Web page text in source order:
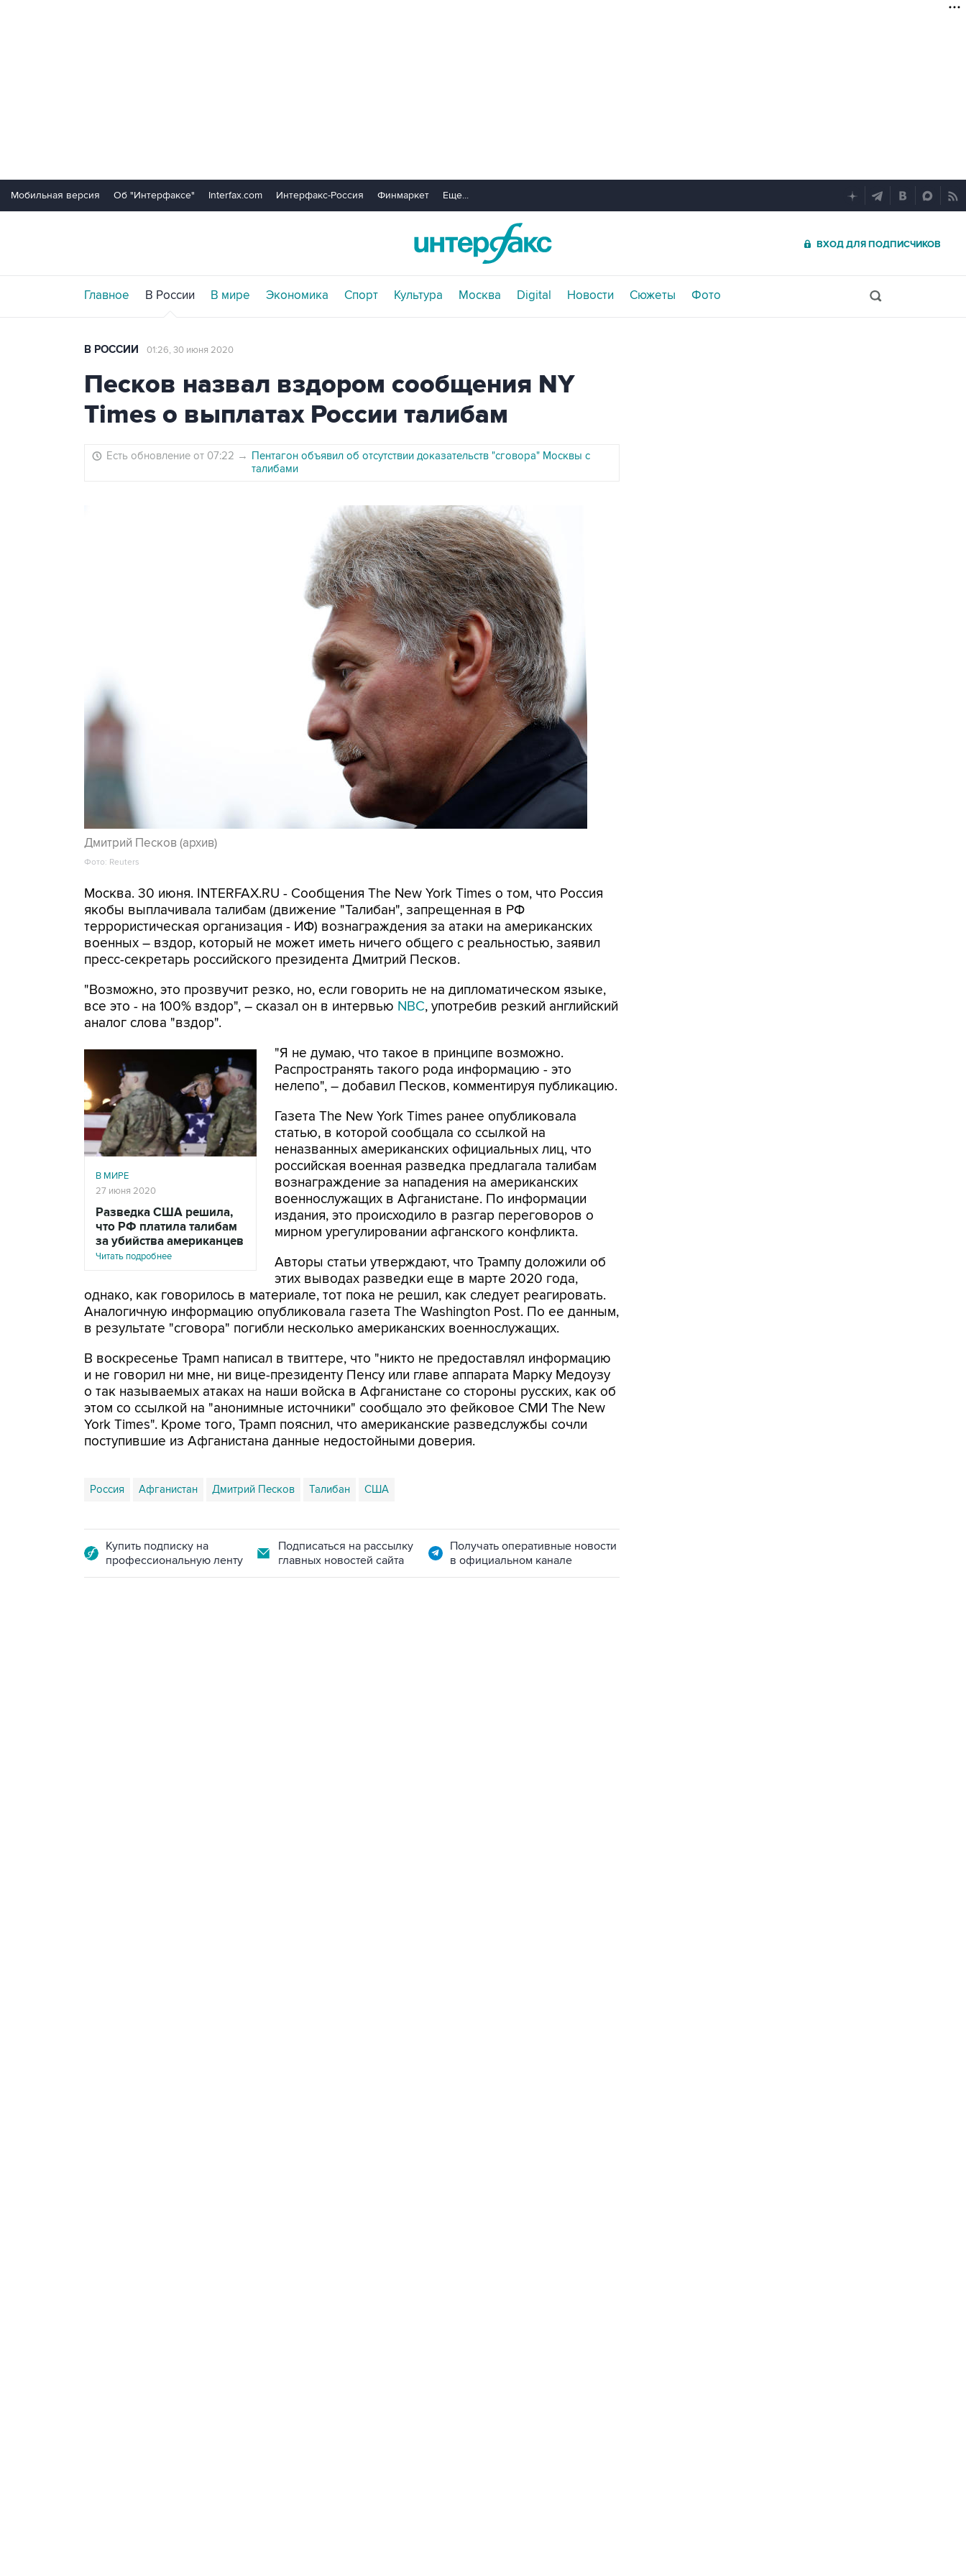
Мобильная версия Об "Интерфаксе" Interfax.com Интерфакс-Россия Финмаркет Еще...
ВХОД ДЛЯ ПОДПИСЧИКОВ
Главное В России В мире Экономика Спорт Культура Москва Digital Новости Сюжеты Фото
В РОССИИ 01:26, 30 июня 2020
Песков назвал вздором сообщения NY
Times о выплатах России талибам
Есть обновление от 07:22 → Пентагон объявил об отсутствии доказательств "сговора" Москвы с
талибами
Дмитрий Песков (архив)
Фото: Reuters
Москва. 30 июня. INTERFAX.RU - Сообщения The New York Times о том, что Россия
якобы выплачивала талибам (движение "Талибан", запрещенная в РФ
террористическая организация - ИФ) вознаграждения за атаки на американских
военных – вздор, который не может иметь ничего общего с реальностью, заявил
пресс-секретарь российского президента Дмитрий Песков.
"Возможно, это прозвучит резко, но, если говорить не на дипломатическом языке,
все это - на 100% вздор", – сказал он в интервью NBC, употребив резкий английский
аналог слова "вздор".
В МИРЕ
27 июня 2020
Разведка США решила,
что РФ платила талибам
за убийства американцев
Читать подробнее
"Я не думаю, что такое в принципе возможно.
Распространять такого рода информацию - это
нелепо", – добавил Песков, комментируя публикацию.
Газета The New York Times ранее опубликовала
статью, в которой сообщала со ссылкой на
неназванных американских официальных лиц, что
российская военная разведка предлагала талибам
вознаграждение за нападения на американских
военнослужащих в Афганистане. По информации
издания, это происходило в разгар переговоров о
мирном урегулировании афганского конфликта.
Авторы статьи утверждают, что Трампу доложили об
этих выводах разведки еще в марте 2020 года,
однако, как говорилось в материале, тот пока не решил, как следует реагировать.
Аналогичную информацию опубликовала газета The Washington Post. По ее данным,
в результате "сговора" погибли несколько американских военнослужащих.
В воскресенье Трамп написал в твиттере, что "никто не предоставлял информацию
и не говорил ни мне, ни вице-президенту Пенсу или главе аппарата Марку Медоузу
о так называемых атаках на наши войска в Афганистане со стороны русских, как об
этом со ссылкой на "анонимные источники" сообщало это фейковое СМИ The New
York Times". Кроме того, Трамп пояснил, что американские разведслужбы сочли
поступившие из Афганистана данные недостойными доверия.
Россия Афганистан Дмитрий Песков Талибан США
Купить подписку на
профессиональную ленту
Подписаться на рассылку
главных новостей сайта
Получать оперативные новости
в официальном канале